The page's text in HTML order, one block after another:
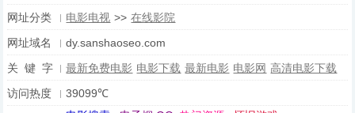
网址分类
电影电视 >> 在线影院
网址域名
dy.sanshaoseo.com
关 键 字
最新免费电影 电影下载 最新电影 电影网 高清电影下载
访问热度
39099℃